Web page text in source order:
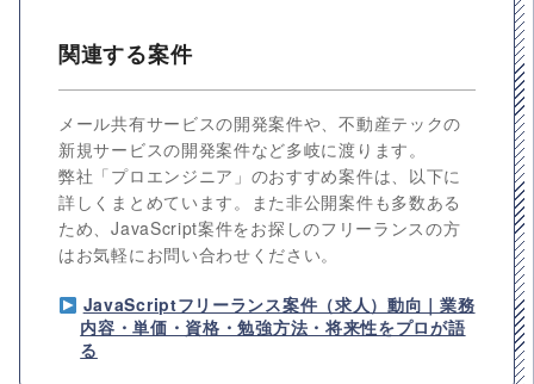
関連する案件
メール共有サービスの開発案件や、不動産テックの
新規サービスの開発案件など多岐に渡ります。
弊社「プロエンジニア」のおすすめ案件は、以下に
詳しくまとめています。また非公開案件も多数ある
ため、JavaScript案件をお探しのフリーランスの方
はお気軽にお問い合わせください。
JavaScriptフリーランス案件（求人）動向｜業務
内容・単価・資格・勉強方法・将来性をプロが語
る